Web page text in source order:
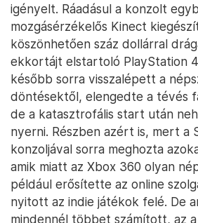
igényelt. Ráadásul a konzolt
mozgásérzékelős Kinect
köszönhetően száz dollárral
ekkortájt elstartoló PlayStation
később sorra visszalépett a
döntésektől, elengedte a tévés
de a katasztrofális start után
nyerni. Részben azért is, mert a
konzoljával sorra meghozta
amik miatt az Xbox 360 olyan
például erősítette az online
nyitott az indie játékok felé. De
mindennél többet számított, az